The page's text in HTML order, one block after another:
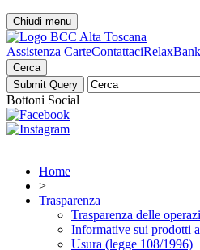
Chiudi menu
Assistenza CarteContattaci
Cerca
Bottoni Social
Home
>
Trasparenza
Trasparenza delle
Informative sui prodotti
Usura (legge 108/1996)